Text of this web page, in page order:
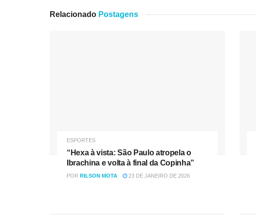
Relacionado Postagens
ESPORTES
“Hexa à vista: São Paulo atropela o
Ibrachina e volta à final da Copinha”
POR RILSON MOTA 23 DE JANEIRO DE 2026